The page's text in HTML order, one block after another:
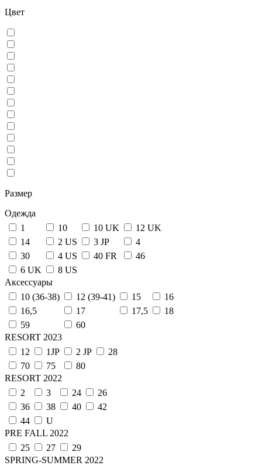
Цвет
Размер
Одежда
1
10 10 UK
12 UK
14
2 US 3 JP
4
30
4 US 40 FR
46
6 UK
8 US
Аксессуары
10 (36-38)
12 (39-41) 15
16
16,5
17 17,5
18
59
60
RESORT 2023
12
1JP 2 JP
28
70
75
80
RESORT 2022
2
3 24
26
36
38 40
42
44
U
PRE FALL 2022
25
27
29
SPRING-SUMMER 2022